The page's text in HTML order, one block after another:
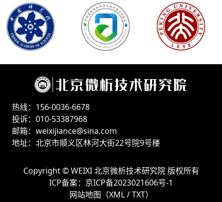
热线：156-0036-6678
投诉：010-53387968
邮箱：weixijiance@sina.com
地址：北京市顺义区林河大街22号院9号楼
Copyright ©WEIXI 北京微析技术研究院版权所有
ICP备案： 京ICP备2023021606号-1
网站地图（XML/TXT）